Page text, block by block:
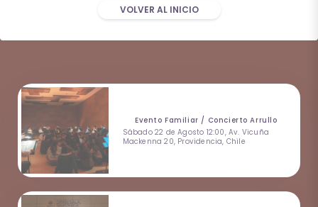
VOLVER AL INICIO
Evento Familiar / Concierto Arrullo
Sábado 22 de Agosto 12:00, Av. Vicuña
Mackenna 20, Providencia, Chile